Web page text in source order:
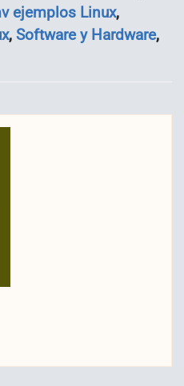
ejemplos Linux,
, Software y Hardware,